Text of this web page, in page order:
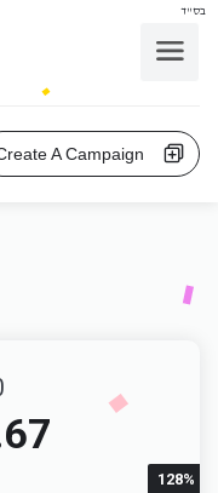
בס"ד
A Campaign
128%